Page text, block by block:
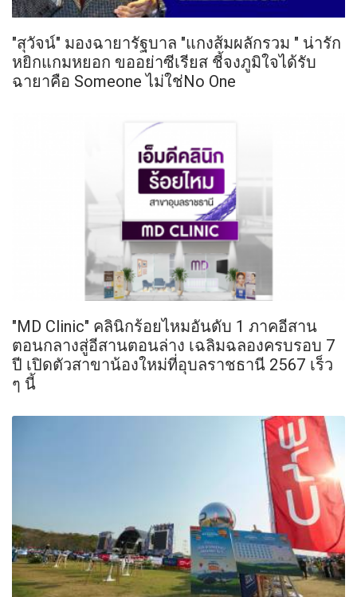
"สุวัจน์" มองฉายารัฐบาล "แกงส้มผลักรวม " น่ารัก
หยิกแกมหยอก ขออย่าซีเรียส ชี้จงภูมิใจได้รับ
ฉายาคือ Someone ไม่ใช่No One
"MD Clinic" คลินิกร้อยไหมอันดับ 1 ภาคอีสาน
ตอนกลางสู่อีสานตอนล่าง เฉลิมฉลองครบรอบ 7
ปี เปิดตัวสาขาน้องใหม่ที่อุบลราชธานี 2567 เร็ว
ๆ นี้